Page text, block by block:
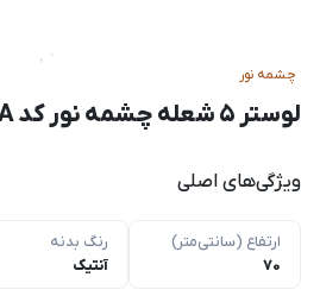
چشمه نور
لوستر ۵ شعله چشمه نور کد C2761/5-A
ویژگی‌های اصلی
ارتفاع (سانتی‌متر)
70
رنگ بدنه
آنتیک